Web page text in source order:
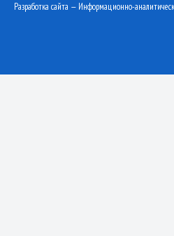
Разработка сайта — Информационно-